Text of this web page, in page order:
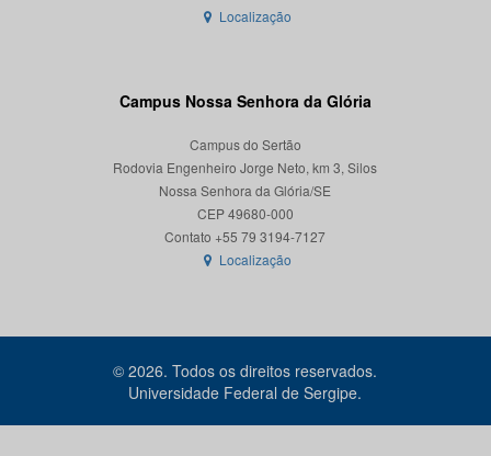
Localização
Campus Nossa Senhora da Glória
Campus do Sertão
Rodovia Engenheiro Jorge Neto, km 3, Silos
Nossa Senhora da Glória/SE
CEP 49680-000
Localização
© 2026. Todos os direitos reservados.
Universidade Federal de Sergipe.